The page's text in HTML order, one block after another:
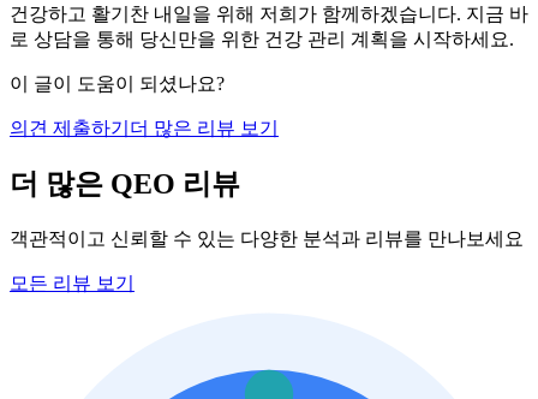
건강하고 활기찬 내일을 위해 저희가 함께하겠습니다. 지금 바
로 상담을 통해 당신만을 위한 건강 관리 계획을 시작하세요.
이 글이 도움이 되셨나요?
의견 제출하기 더 많은 리뷰 보기
더 많은 QEO 리뷰
객관적이고 신뢰할 수 있는 다양한 분석과 리뷰를 만나보세요
모든 리뷰 보기